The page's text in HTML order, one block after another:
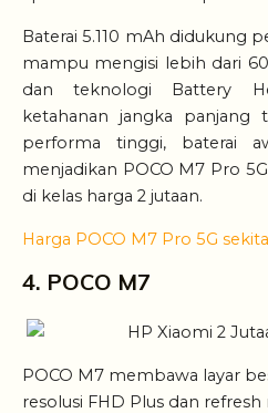
Baterai 5.110 mAh didukung
mampu mengisi lebih dari
dan teknologi Battery
ketahanan jangka panjang
performa tinggi, baterai
menjadikan POCO M7 Pro
di kelas harga 2 jutaan.
Harga POCO M7 Pro 5G
4. POCO M7
POCO M7 membawa layar
resolusi FHD Plus dan